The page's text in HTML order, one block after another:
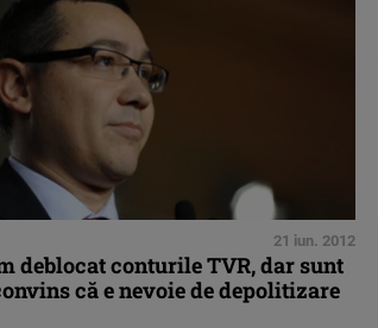
21 iun. 2012
deblocat conturile TVR, dar sunt
că e nevoie de depolitizare